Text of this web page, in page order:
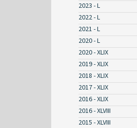
2023 - L
2022 - L
2021 - L
2020 - L
2020 - XLIX
2019 - XLIX
2018 - XLIX
2017 - XLIX
2016 - XLIX
2016 - XLVIII
2015 - XLVIII